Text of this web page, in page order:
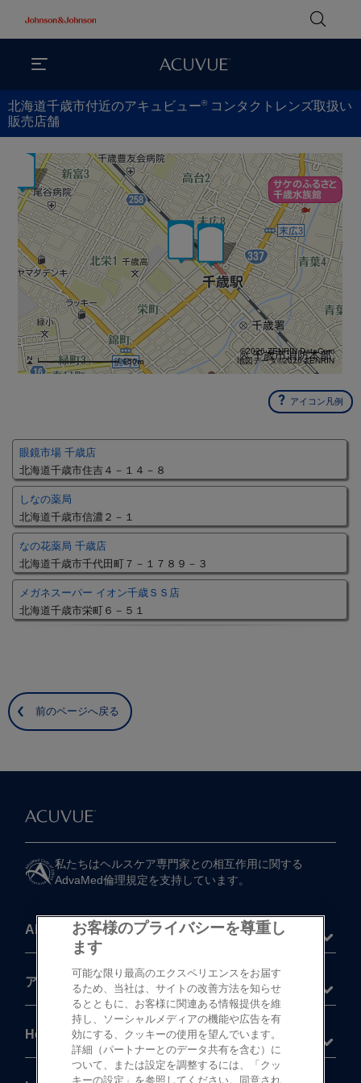
北海道千歳市付近のアキュビュー® コンタクトレンズ取扱い
販売店舗
650m
©2026 ZENRIN DataCom
地図データ©2026 ZENRIN
アイコン凡例
眼鏡市場 千歳店
北海道千歳市住吉４－１４－８
しなの薬局
北海道千歳市信濃２－１
なの花薬局 千歳店
北海道千歳市千代田町７－１７８９－３
メガネスーパー イオン千歳ＳＳ店
北海道千歳市栄町６－５１
前のページへ戻る
私たちは​ヘルスケア専門家との​相互作用に​関する​
AdvaMed倫理規定を​支持しています。
About
アキュビュー®製品
Help
お客様のプライバシーを尊重し
ます
可能な限り最高のエクスペリエンスをお届す
るため、当社は、サイトの改善方法を知らせ
るとともに、お客様に関連ある情報提供を維
持し、ソーシャルメディアの機能や広告を有
効にする、クッキーの使用を望んでいます。
詳細（パートナーとのデータ共有を含む）に
ついて、または設定を調整するには、「クッ
キーの設定」を参照してください。同意され